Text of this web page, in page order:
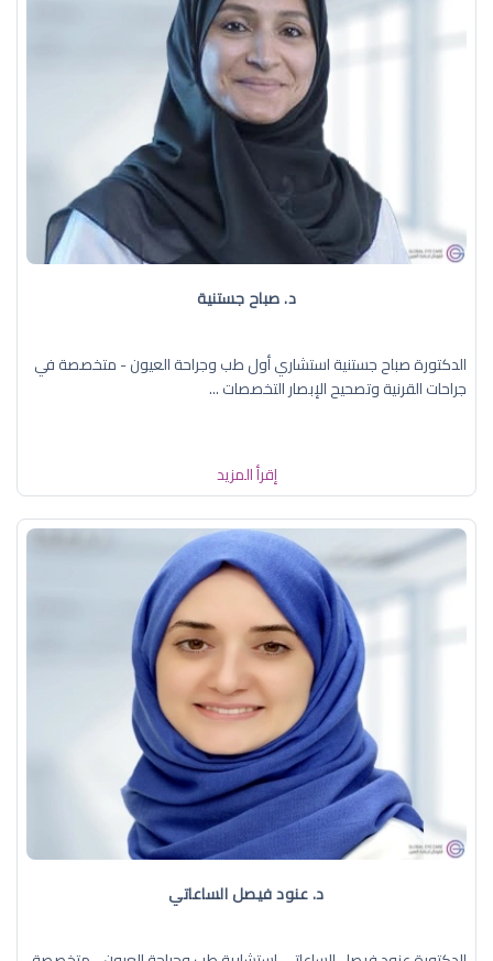
د. صباح جستنية
الدكتورة صباح جستنية استشاري أول طب وجراحة العيون - متخصصة في
جراحات القرنية وتصحيح الإبصار التخصصات ...
إقرأ المزيد
د. عنود فيصل الساعاتي